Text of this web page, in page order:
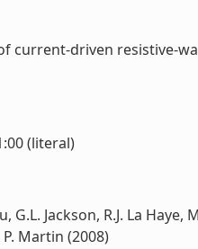
current-driven resistive-
(literal)
G.L. Jackson, R.J. La
Martin (2008)